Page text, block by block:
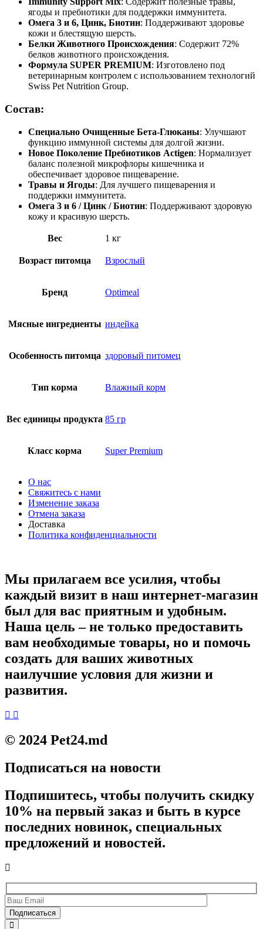
ягоды и пребиотики для поддержки иммунитета.
Омега 3 и 6, Цинк, Биотин: Поддерживают здоровье
кожи и блестящую шерсть.
Белки Животного Происхождения: Содержит 72%
белков животного происхождения.
Формула SUPER PREMIUM: Изготовлено под
ветеринарным контролем с использованием технологий
Swiss Pet Nutrition Group.
Состав:
Специально Очищенные Бета-Глюканы: Улучшают
функцию иммунной системы для долгой жизни.
Новое Поколение Пребиотиков Actigen: Нормализует
баланс полезной микрофлоры кишечника и
обеспечивает здоровое пищеварение.
Травы и Ягоды: Для лучшего пищеварения и
поддержки иммунитета.
Омега 3 и 6 / Цинк / Биотин: Поддерживают здоровую
кожу и красивую шерсть.
Вес 1 кг
Возраст питомца Взрослый
Бренд Optimeal
Мясные ингредиенты индейка
Особенность питомца здоровый питомец
Тип корма Влажный корм
Вес единицы продукта 85 гр
Класс корма Super Premium
О нас
Свяжитесь с нами
Изменение заказа
Отмена заказа
Доставка
Политика конфиденциальности
Мы прилагаем все усилия, чтобы
каждый визит в наш интернет-магазин
был для вас приятным и удобным.
Наша цель – не только предоставить
вам необходимые товары, но и помочь
создать для ваших животных
наилучшие условия для жизни и
развития.
© 2024 Pet24.md
Подписаться на новости
Подпишитесь, чтобы получить скидку
10% на первый заказ и быть в курсе
последних новинок, специальных
предложений и новостей.